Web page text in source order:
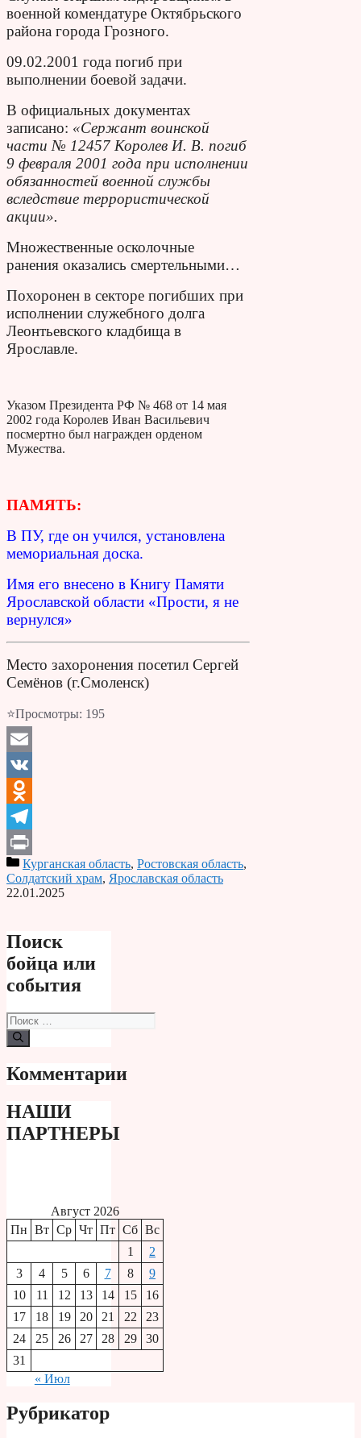
военной комендатуре Октябрьского
района города Грозного.
09.02.2001 года погиб при
выполнении боевой задачи.
В официальных документах
записано: «Сержант воинской
части № 12457 Королев И. В. погиб
9 февраля 2001 года при исполнении
обязанностей военной службы
вследствие террористической
акции».
Множественные осколочные
ранения оказались смертельными…
Похоронен в секторе погибших при
исполнении служебного долга
Леонтьевского кладбища в
Ярославле.
Указом Президента РФ № 468 от 14 мая
2002 года Королев Иван Васильевич
посмертно был награжден орденом
Мужества.
ПАМЯТЬ:
В ПУ, где он учился, установлена
мемориальная доска.
Имя его внесено в Книгу Памяти
Ярославской области «Прости, я не
вернулся»
Место захоронения посетил Сергей
Семёнов (г.Смоленск)
⭐Просмотры: 195
Email
VK
Odnoklassniki
Telegram
PrintКурганская область, Ростовская область,
Солдатский храм, Ярославская область
22.01.2025
Поиск
бойца или
события
Поиск:
Комментарии
НАШИ
ПАРТНЕРЫ
Август 2026
Пн Вт Ср Чт Пт Сб Вс
1
2
3
4 5 6 7 8
9
10
11 12 13 14 15
16
17
18 19 20 21 22
23
24
25 26 27 28 29
30
31
« Июл
Рубрикатор